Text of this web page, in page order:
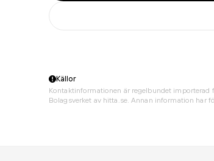
Källor
Kontaktinformationen är regelbundet importerad
Bolagsverket av hitta.se. Annan information har